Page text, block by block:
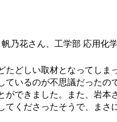
乃花さん、工学部 応用
どしい取材となってしま
いるのが不思議だったの
できました。また、岩本
くださったそうで、まさ